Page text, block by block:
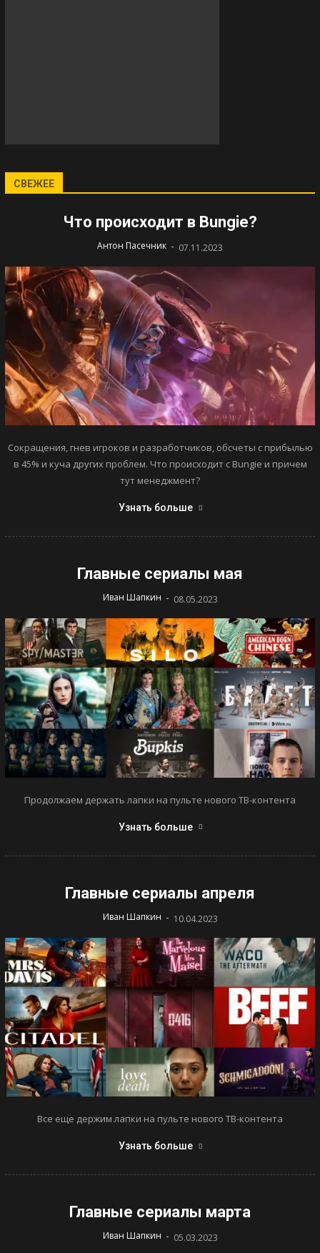
СВЕЖЕЕ
Что происходит в Bungie?
Антон Пасечник - 07.11.2023
Сокращения, гнев игроков и разработчиков, обсчеты с прибылью
в 45% и куча других проблем. Что происходит с Bungie и причем
тут менеджмент?
Узнать больше
Главные сериалы мая
Иван Шапкин - 08.05.2023
Продолжаем держать лапки на пульте нового ТВ-контента
Узнать больше
Главные сериалы апреля
Иван Шапкин - 10.04.2023
Все еще держим лапки на пульте нового ТВ-контента
Узнать больше
Главные сериалы марта
Иван Шапкин - 05.03.2023